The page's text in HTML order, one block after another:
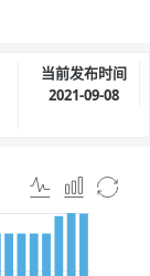
当前发布时间
2021-09-08